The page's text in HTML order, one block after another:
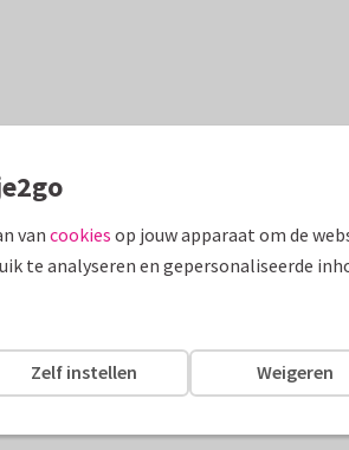
vancookies op jouw apparaat om de
te analyseren en gepersonaliseerde
Weigeren
Zelf instellen